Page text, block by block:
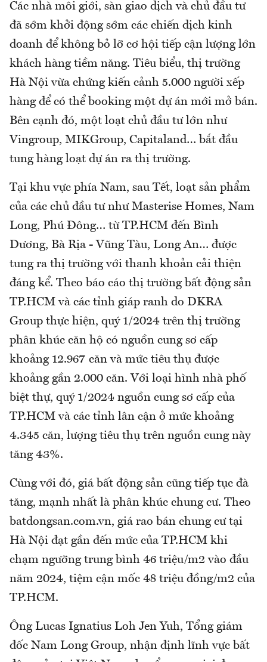
Các nhà môi giới, sàn giao dịch và chủ đầu tư
đã sớm khởi động sớm các chiến dịch kinh
doanh để không bỏ lỡ cơ hội tiếp cận lượng lớn
khách hàng tiềm năng. Tiêu biểu, thị trường
Hà Nội vừa chứng kiến cảnh 5.000 người xếp
hàng để có thể booking một dự án mới mở bán.
Bên cạnh đó, một loạt chủ đầu tư lớn như
Vingroup, MIKGroup, Capitaland… bắt đầu
tung hàng loạt dự án ra thị trường.
Tại khu vực phía Nam, sau Tết, loạt sản phẩm
của các chủ đầu tư như Masterise Homes, Nam
Long, Phú Đông… từ TP.HCM đến Bình
Dương, Bà Rịa - Vũng Tàu, Long An… được
tung ra thị trường với thanh khoản cải thiện
đáng kể. Theo báo cáo thị trường bất động sản
TP.HCM và các tỉnh giáp ranh do DKRA
Group thực hiện, quý 1/2024 trên thị trường
phân khúc căn hộ có nguồn cung sơ cấp
khoảng 12.967 căn và mức tiêu thụ được
khoảng gần 2.000 căn. Với loại hình nhà phố
biệt thự, quý 1/2024 nguồn cung sơ cấp của
TP.HCM và các tỉnh lân cận ở mức khoảng
4.345 căn, lượng tiêu thụ trên nguồn cung này
tăng 43%.
Cùng với đó, giá bất động sản cũng tiếp tục đà
tăng, mạnh nhất là phân khúc chung cư. Theo
batdongsan.com.vn, giá rao bán chung cư tại
Hà Nội đạt gần đến mức của TP.HCM khi
chạm ngưỡng trung bình 46 triệu/m2 vào đầu
năm 2024, tiệm cận mốc 48 triệu đồng/m2 của
TP.HCM.
Ông Lucas Ignatius Loh Jen Yuh, Tổng giám
đốc Nam Long Group, nhận định lĩnh vực bất